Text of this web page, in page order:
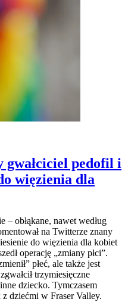
gwałciciel pedofil i
więzienia dla
– obłąkane, nawet według
na Twitterze znany
do więzienia dla kobiet
operację „zmiany płci”.
płeć, ale także jest
trzymiesięczne
dziecko. Tymczasem
dziećmi w Fraser Valley.